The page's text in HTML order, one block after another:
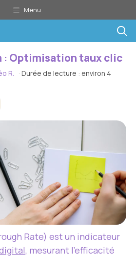
Menu
: Optimisation taux clic
R. · Durée de lecture : environ 4
Rate) est un indicateur
, mesurant l’efficacité